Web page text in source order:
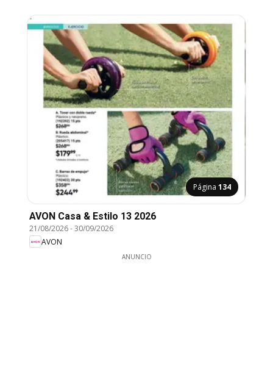
Página 134
AVON Casa & Estilo 13 2026
21/08/2026-30/09/2026
AVON
ANUNCIO